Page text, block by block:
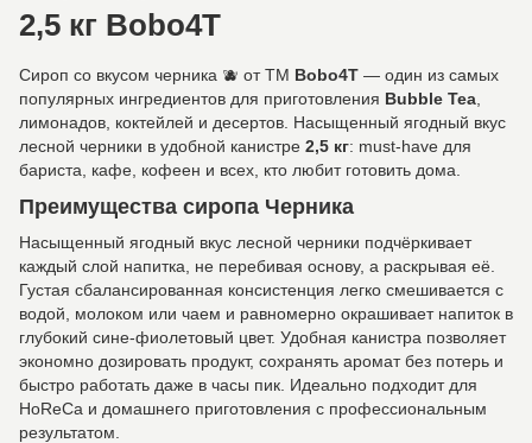
2,5 кг Bobo4T
Сироп со вкусом черника 🫐 от ТМ Bobo4T — один из самых
популярных ингредиентов для приготовления Bubble Tea
лимонадов, коктейлей и десертов. Насыщенный ягодный вкус
лесной черники в удобной канистре 2,5 кг: must-have для
бариста, кафе, кофеен и всех, кто любит готовить дома.
Преимущества сиропа Черника
Насыщенный ягодный вкус лесной черники подчёркивает
каждый слой напитка, не перебивая основу, а раскрывая её.
Густая сбалансированная консистенция легко смешивается с
водой, молоком или чаем и равномерно окрашивает напиток в
глубокий сине-фиолетовый цвет. Удобная канистра позволяет
экономно дозировать продукт, сохранять аромат без потерь и
быстро работать даже в часы пик. Идеально подходит для
HoReCa и домашнего приготовления с профессиональным
результатом.